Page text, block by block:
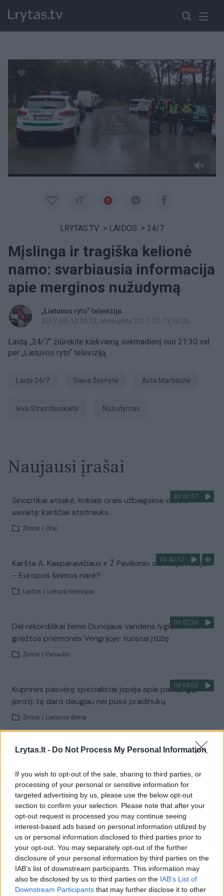
Lrytas.lt - Do Not Process My Personal Information
If you wish to opt-out of the sale, sharing to third parties, or
processing of your personal or sensitive information for
targeted advertising by us, please use the below opt-out
section to confirm your selection. Please note that after your
opt-out request is processed you may continue seeing
interest-based ads based on personal information utilized by
us or personal information disclosed to third parties prior to
your opt-out. You may separately opt-out of the further
disclosure of your personal information by third parties on the
IAB’s list of downstream participants. This information may
also be disclosed by us to third parties on the IAB’s List of
Downstream Participants that may further disclose it to other
Paremkite Ukrainą
LRYTAS.TV > LAIDOS > 24/7
Mįslinga ir tragiška kelionė
namo: svarbiausia informacija
apie merginos nužudymą
„Lietuvos ryto“ televizija
2017-03-12 20:32, atnaujinta 2017-03-13 10:00
Laidą „24/7“ žiūrėkite kiekvieną sekmadienį nuo 21:30 val.
per „Lietuvos ryto“ televiziją.
Laida 24/7 Daiva Žeimytė Asta Martišiūtė
Ieva Strazdauskaitė nužudymas
Naujausi įrašai
00:00:57
Sinoptikai atsakė, kokiais orais užbaigsime darbo
savaitę: karščiai atsitrauks
Žinios Orai
00:42:12
Karšta A. Kasparavičiaus ir Ž Pavilionio diskusija: Rusija
– Europos šeimos narė?
Laidos Lietuva tiesiogiai
00:02:33
Dėl rekordiškai žemo Dunojaus vandens lygio –
griežtos priemonės Vengrijoje: turistai įtūžę
Žinios Pasaulis
00:04:00
Kuprines pasvėrę specialistai įspėja apie pavojingą
įprotį: tą daro daugiau nei pusė pradinukų
Žinios Lietuvos diena
Visi įrašai
Žiūrimiausi įrašai
00:00:30
Vaizdai iš tragiškos avarijos Vilniaus r.: dviejų moterų ir
vaiko gyvybių išgelbėti nepavyko
Žinios Lietuvos diena
00:00:57